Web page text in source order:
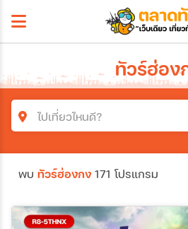
ทัวร์ฮ่อง
ไปเที่ยวไหนดี?
พบ ทัวร์ฮ่องกง 171 โปรแกรม